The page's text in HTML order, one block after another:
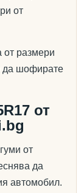
от
от размери
да шофирате
от
от
да
автомобил.